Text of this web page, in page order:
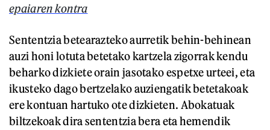
epaiaren kontra
Sententzia betearazteko aurretik behin-behinean
auzi honi lotuta betetako kartzela zigorrak kendu
beharko dizkiete orain jasotako espetxe urteei, eta
ikusteko dago bertzelako auziengatik betetakoak
ere kontuan hartuko ote dizkieten. Abokatuak
biltzekoak dira sententzia bera eta hemendik